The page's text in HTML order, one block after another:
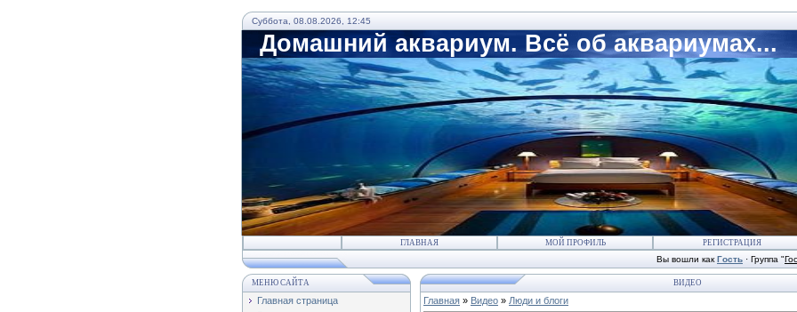
Суббота, 08.08.2026, 12:45
Домашний аквариум. Всё об аквариумах...
ГЛАВНАЯ МОЙ ПРОФИЛЬ РЕГИСТРАЦИЯ
Вы вошли как Гость · Группа "
МЕНЮ САЙТА
Главная страница
ВИДЕО
Главная » Видео » Люди и блоги